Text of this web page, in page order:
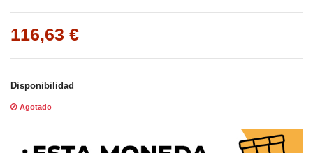
116,63 €
Disponibilidad
Agotado